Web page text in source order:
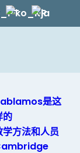
是这
的
学方法和人员